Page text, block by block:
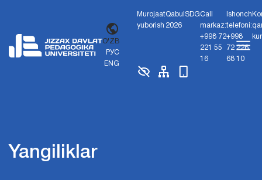
O'ZB
РУС
ENG
Murojaat
yuborish
Qabul
2026
SDGCall
markaz:
+998 72
221 55
16
Ishonch
telefoni:
+998
72 226
68 10
Yangiliklar